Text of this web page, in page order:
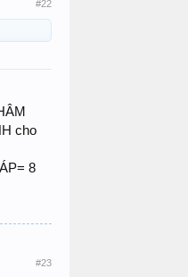
#22
cho
8
#23